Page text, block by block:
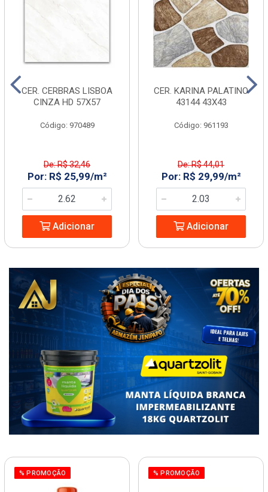
CER. CERBRAS LISBOA
CINZA HD 57X57
Código: 970489
De: R$ 32,46
Por: R$ 25,99/m²
Adicionar
CER. KARINA PALATINO
43144 43X43
Código: 961193
De: R$ 44,01
Por: R$ 29,99/m²
Adicionar
% PROMOÇÃO % PROMOÇÃO